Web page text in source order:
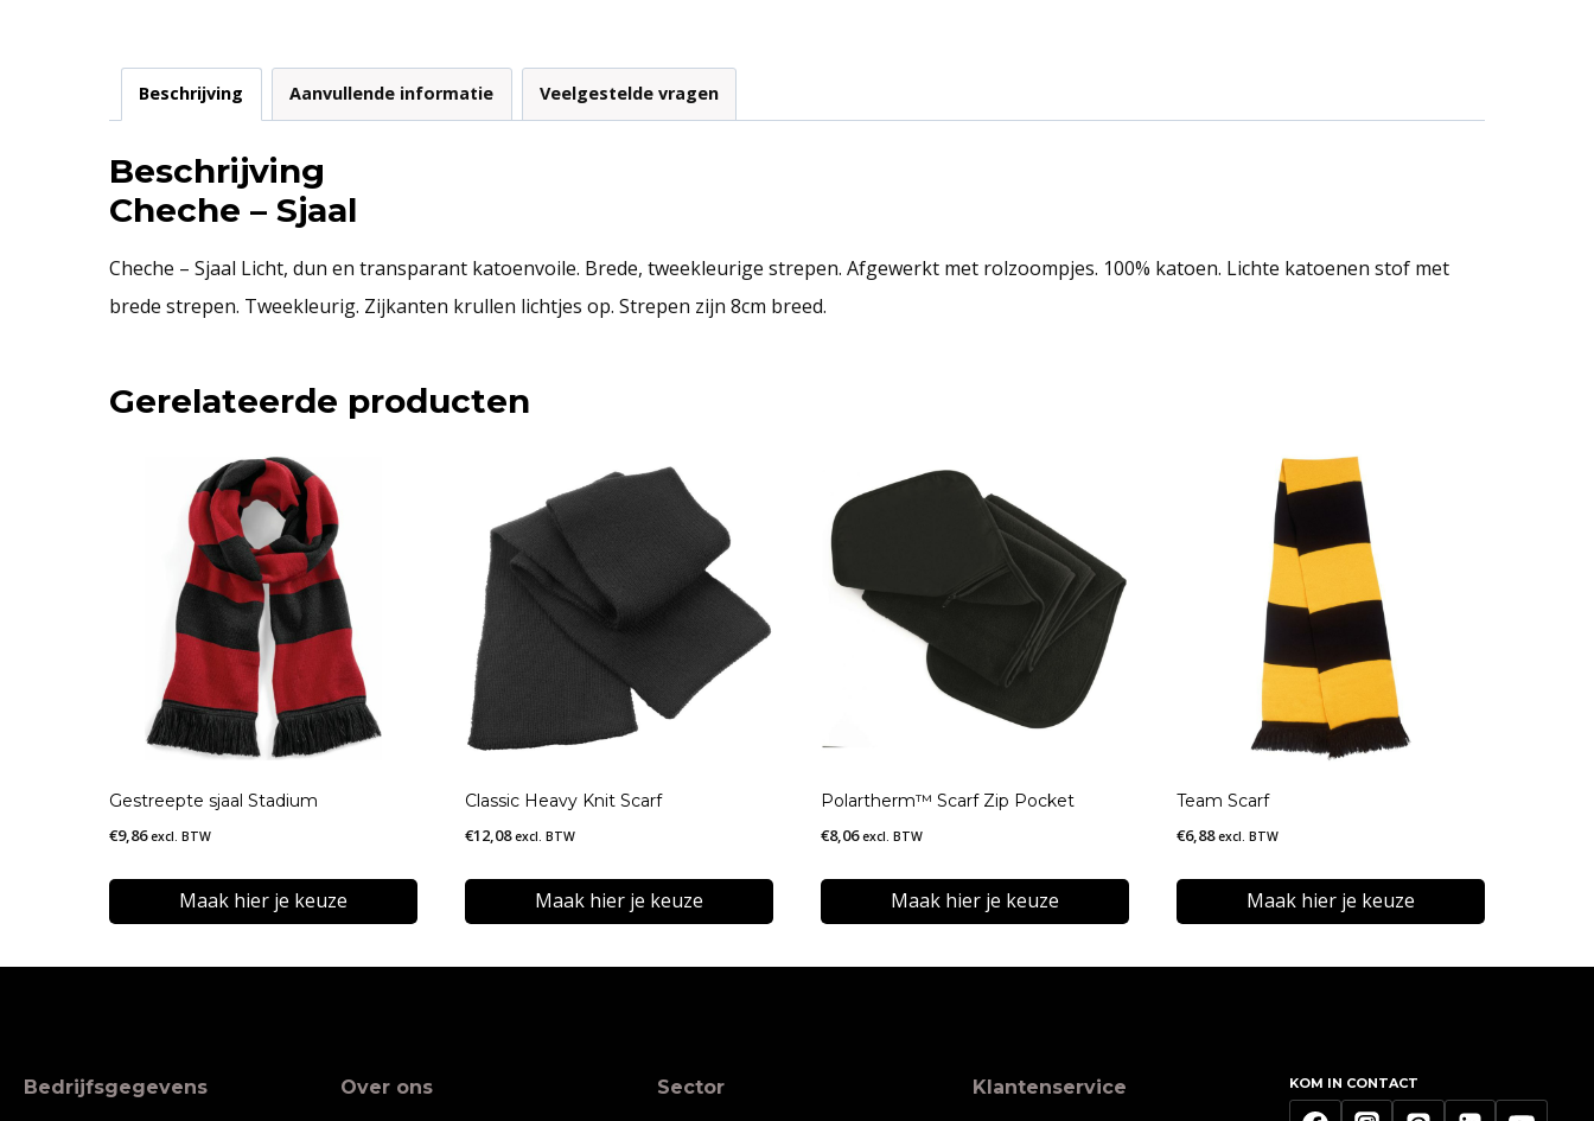
Beschrijving Aanvullende informatie Veelgestelde vragen
Beschrijving
Cheche – Sjaal
Cheche – Sjaal Licht, dun en transparant katoenvoile. Brede, tweekleurige strepen. Afgewerkt met rolzoompjes. 100% katoen. Lichte katoenen stof met
brede strepen. Tweekleurig. Zijkanten krullen lichtjes op. Strepen zijn 8cm breed.
Gerelateerde producten
Gestreepte sjaal Stadium
€9,86 excl. BTW
Maak hier je keuze
variaties.
Classic Heavy Knit Scarf
€12,08 excl. BTW
Maak hier je keuze
Polartherm™ Scarf Zip Pocket
€8,06 excl. BTW
Maak hier je keuze
Team Scarf
€6,88 excl. BTW
Maak hier je keuze
Bedrijfsgegevens Over ons Sector Klantenservice KOM IN CONTACT